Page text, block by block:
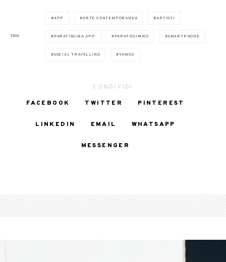
TAGS
APP ARTE CONTEMPORANEA ARTISTI
PARATISSIMA APP PARATISSIMA12 SMARTPHONE
SOCIAL TRAVELLING YAMGU
CONDIVIDI
FACEBOOK
TWITTER PINTEREST
LINKEDIN EMAIL WHATSAPP
MESSENGER